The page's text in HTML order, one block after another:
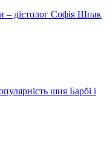
– дієтолог Софія Шпак
шия Барбі і